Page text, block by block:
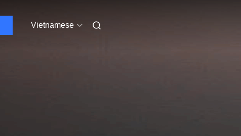
Vietnamese